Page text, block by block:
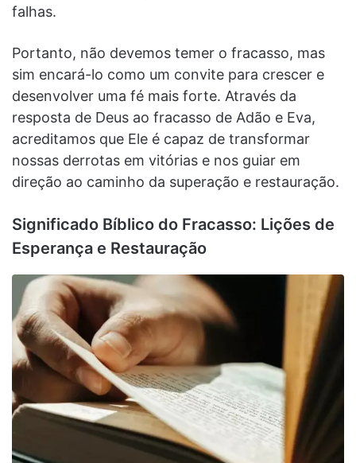
falhas.
Portanto, não devemos temer o fracasso, mas
sim encará-lo como um convite para crescer e
desenvolver uma fé mais forte. Através da
resposta de Deus ao fracasso de Adão e Eva,
acreditamos que Ele é capaz de transformar
nossas derrotas em vitórias e nos guiar em
direção ao caminho da superação e restauração.
Significado Bíblico do Fracasso: Lições de
Esperança e Restauração